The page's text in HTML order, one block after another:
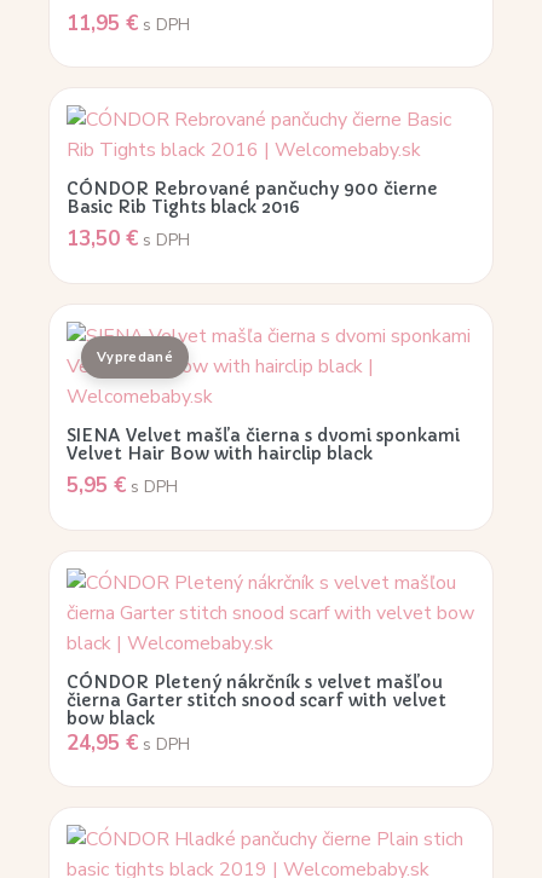
11,95 € s DPH
CÓNDOR Rebrované pančuchy 900 čierne
Basic Rib Tights black 2016
13,50 € s DPH
SIENA Velvet mašľa čierna s dvomi sponkami
Velvet Hair Bow with hairclip black
5,95 € s DPH
CÓNDOR Pletený nákrčník s velvet mašľou
čierna Garter stitch snood scarf with velvet
bow black
24,95 € s DPH